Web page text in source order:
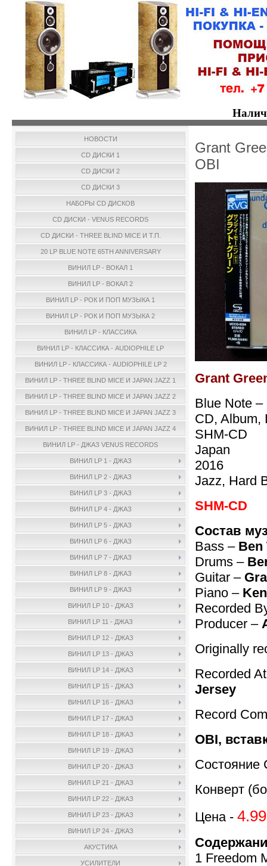
НОВОСТИ
CD ДИСКИ 1
CD ДИСКИ 2
CD ДИСКИ 3
НАБОРЫ CD ДИСКОВ
CD ДИСКИ - VENUS RECORDS
CD ДИСКИ - THREE BLIND MICE И Т.П.
20 LP BLUE NOTE 65TH ANNIVERSARY
ВИНИЛ LP - ВОКАЛ 1
ВИНИЛ LP - ВОКАЛ 2
ВИНИЛ LP - РОК И ПОП МУЗЫКА 1
ВИНИЛ LP - РОК И ПОП МУЗЫКА 2
ВИНИЛ LP - КЛАССИКА
ВИНИЛ LP - КЛАССИКА - AUDIOPHILE LP
ВИНИЛ LP - КЛАССИКА - AUDIOPHILE LP 2
ВИНИЛ LP - THREE BLIND MICE И JAPAN JAZZ 1
ВИНИЛ LP - THREE BLIND MICE И JAPAN JAZZ 2
ВИНИЛ LP - THREE BLIND MICE И JAPAN JAZZ 3
ВИНИЛ LP - THREE BLIND MICE И JAPAN JAZZ 4
ВИНИЛ LP - ДЖАЗ VENUS RECORDS
ВИНИЛ LP 1 - ДЖАЗ
ВИНИЛ LP 2 - ДЖАЗ
ВИНИЛ LP 3 - ДЖАЗ
ВИНИЛ LP 4 - ДЖАЗ
ВИНИЛ LP 5 - ДЖАЗ
ВИНИЛ LP 6 - ДЖАЗ
ВИНИЛ LP 7 - ДЖАЗ
ВИНИЛ LP 8 - ДЖАЗ
ВИНИЛ LP 9 - ДЖАЗ
ВИНИЛ LP 10 - ДЖАЗ
ВИНИЛ LP 11 - ДЖАЗ
ВИНИЛ LP 12 - ДЖАЗ
ВИНИЛ LP 13 - ДЖАЗ
ВИНИЛ LP 14 - ДЖАЗ
ВИНИЛ LP 15 - ДЖАЗ
ВИНИЛ LP 16 - ДЖАЗ
ВИНИЛ LP 17 - ДЖАЗ
ВИНИЛ LP 18 - ДЖАЗ
ВИНИЛ LP 19 - ДЖАЗ
ВИНИЛ LP 20 - ДЖАЗ
ВИНИЛ LP 21 - ДЖАЗ
ВИНИЛ LP 22 - ДЖАЗ
ВИНИЛ LP 23 - ДЖАЗ
ВИНИЛ LP 24 - ДЖАЗ
АКУСТИКА
УСИЛИТЕЛИ
Grant
OBI
Grant
Blue Note
CD, Album,
SHM-CD
Japan
2016
Jazz, Hard
SHM-CD
Состав
Bass – Ben
Drums –
Guitar –
Piano –
Recorded
Producer –
Originally
Recorded
Jersey
Record
OBI,
Состояние
Конверт
Цена -
1 Freedom